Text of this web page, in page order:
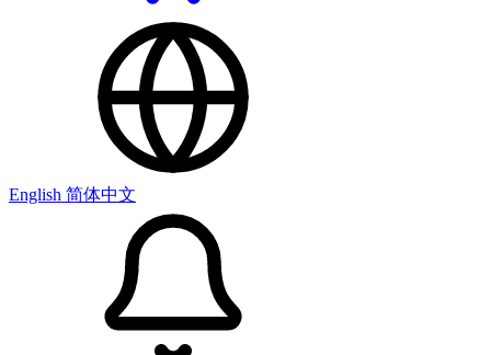
English 简体中文